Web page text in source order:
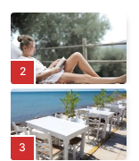
2
3